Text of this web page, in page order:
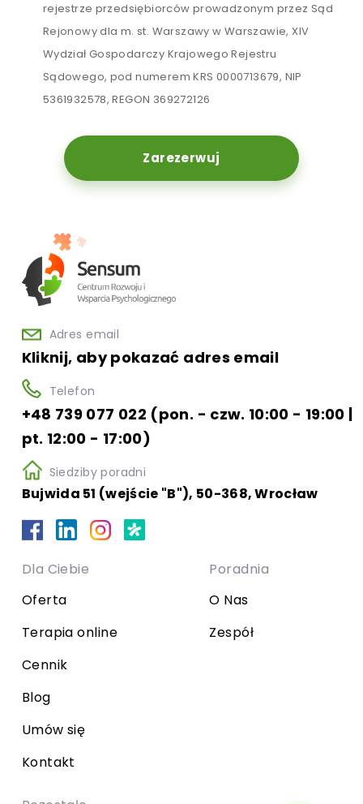
rejestrze przedsiębiorców prowadzonym przez Sąd
Rejonowy dla m. st. Warszawy w Warszawie, XIV
Wydział Gospodarczy Krajowego Rejestru
Sądowego, pod numerem KRS 0000713679, NIP
5361932578, REGON 369272126
Zarezerwuj
Adres email
Kliknij, aby pokazać adres email
Telefon
+48 739 077 022 (pon. - czw. 10:00 - 19:00 |
pt. 12:00 - 17:00)
Siedziby poradni
Bujwida 51 (wejście "B"), 50-368, Wrocław
Dla Ciebie
Oferta
Terapia online
Cennik
Blog
Umów się
Kontakt
Poradnia
O Nas
Zespół